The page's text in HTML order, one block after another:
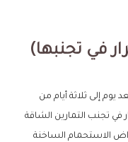
في تجنبها)
إلى ثلاثة أيام من
في تجنب التمارين الشاقة
الاستحمام الساخنة